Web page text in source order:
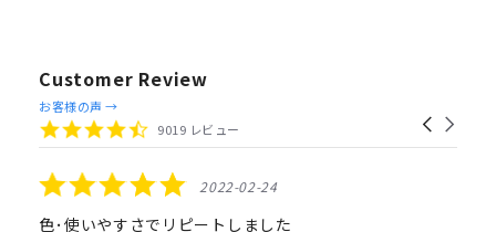
Customer Review
Reviews
carousel
Carousel
4.4
star
9019 レビュー
お客様の声 →
5.0
star
rating
2022-02-24
色･使いやすさでリピートしました